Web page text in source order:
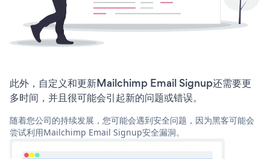
此外，自定义和更新Mailchimp Email Signup还需要更
多时间，并且很可能会引起新的问题或错误。
随着您公司的持续发展，您可能会遇到安全问题，因为黑客可能会
尝试利用Mailchimp Email Signup安全漏洞。